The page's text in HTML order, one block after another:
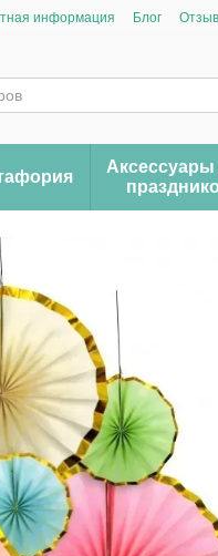
информация Блог
Аксессуары